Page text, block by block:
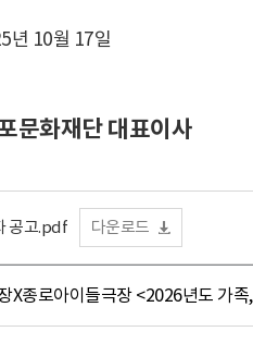
년 10월 17일
문화재단 대표이사
공고.pdf 다운로드
X종로아이들극장 <2026년도 가